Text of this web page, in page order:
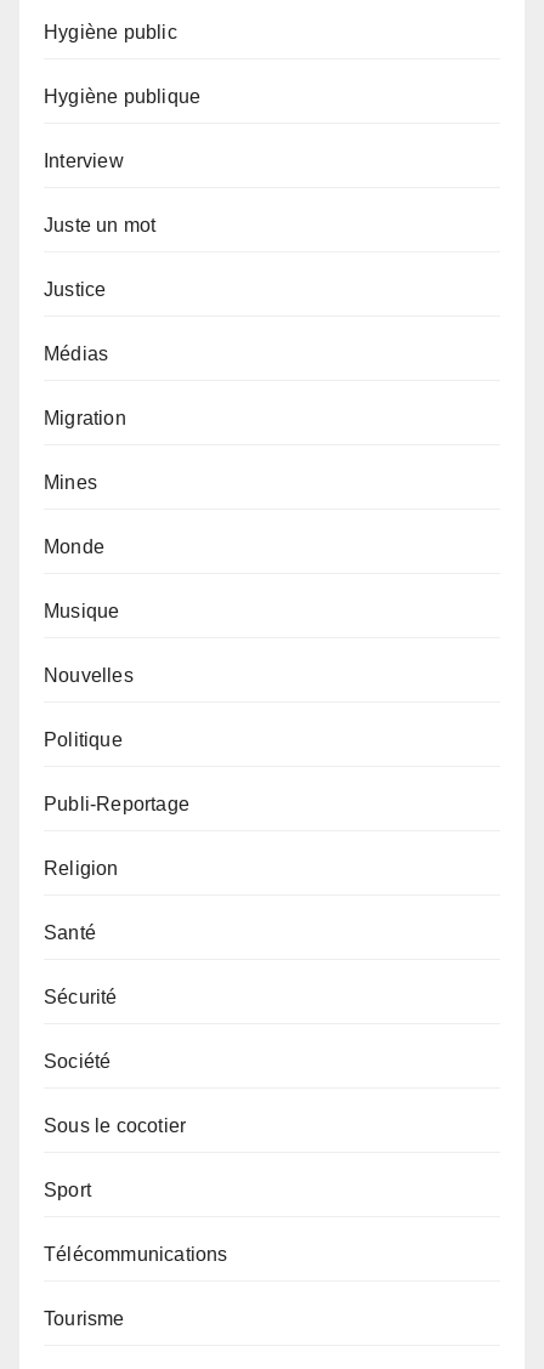
Hygiène public
Hygiène publique
Interview
Juste un mot
Justice
Médias
Migration
Mines
Monde
Musique
Nouvelles
Politique
Publi-Reportage
Religion
Santé
Sécurité
Société
Sous le cocotier
Sport
Télécommunications
Tourisme